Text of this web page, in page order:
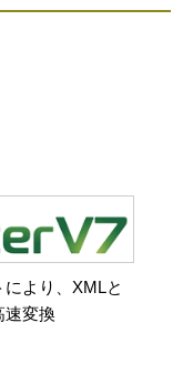
より、XMLと
速変換